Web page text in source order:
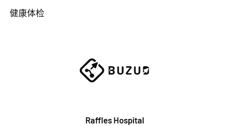
健康体检
Raffles Hospital